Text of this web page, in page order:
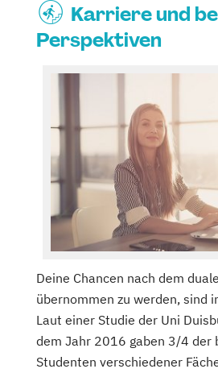
Karriere und
Perspektiven
Deine Chancen nach dem
übernommen zu werden, sind
Laut einer Studie der Uni
dem Jahr 2016 gaben 3/4 der
Studenten verschiedener